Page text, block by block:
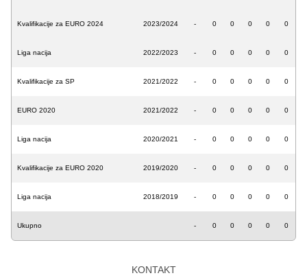
Kvalifikacije za EURO 2024 2023/2024 - 0 0 0 0 0
Liga nacija 2022/2023 - 0 0 0 0 0
Kvalifikacije za SP 2021/2022 - 0 0 0 0 0
EURO 2020 2021/2022 - 0 0 0 0 0
Liga nacija 2020/2021 - 0 0 0 0 0
Kvalifikacije za EURO 2020 2019/2020 - 0 0 0 0 0
Liga nacija 2018/2019 - 0 0 0 0 0
Ukupno - 0 0 0 0 0
KONTAKT